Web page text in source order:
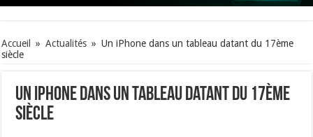
Accueil » Actualités » Un iPhone dans un tableau datant du 17ème
siècle
Un iPhone dans un tableau datant du 17ème
siècle